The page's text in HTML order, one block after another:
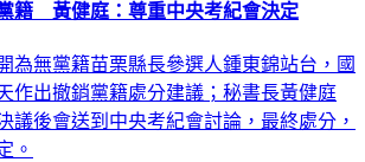
籍 黃健庭：尊重中央考紀會決定
為無黨籍苗栗縣長參選人鍾東錦站台，國
作出撤銷黨籍處分建議；秘書長黃健庭
議後會送到中央考紀會討論，最終處分，
。